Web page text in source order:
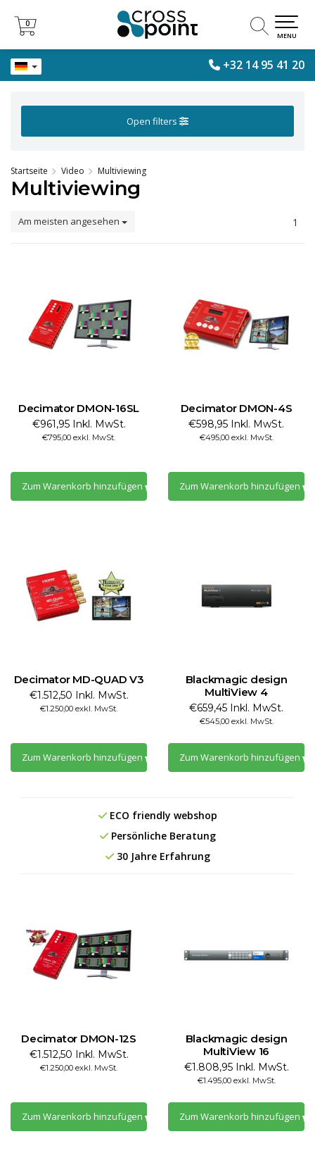
+32 14 95 41 20
0
0
MENU
Open filters
Startseite Video Multiviewing
Multiviewing
Am meisten angesehen 1
Decimator DMON-16SL
€961,95 Inkl. MwSt.
€795,00 exkl. MwSt.
Zum Warenkorb hinzufügen
Decimator DMON-4S
€598,95 Inkl. MwSt.
€495,00 exkl. MwSt.
Zum Warenkorb hinzufügen
Decimator MD-QUAD V3
€1.512,50 Inkl. MwSt.
€1.250,00 exkl. MwSt.
Zum Warenkorb hinzufügen
Blackmagic design
MultiView 4
€659,45 Inkl. MwSt.
€545,00 exkl. MwSt.
Zum Warenkorb hinzufügen
ECO friendly webshop
Persönliche Beratung
30 Jahre Erfahrung
Decimator DMON-12S
€1.512,50 Inkl. MwSt.
€1.250,00 exkl. MwSt.
Zum Warenkorb hinzufügen
Blackmagic design
MultiView 16
€1.808,95 Inkl. MwSt.
€1.495,00 exkl. MwSt.
Zum Warenkorb hinzufügen